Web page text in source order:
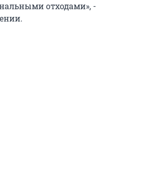
отходами», -